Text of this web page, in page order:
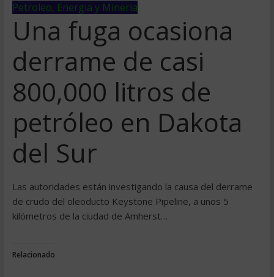
Petroleo, Energia y Mineria
Una fuga ocasiona
derrame de casi
800,000 litros de
petróleo en Dakota
del Sur
Las autoridades están investigando la causa del derrame
de crudo del oleoducto Keystone Pipeline, a unos 5
kilómetros de la ciudad de Amherst…
Relacionado